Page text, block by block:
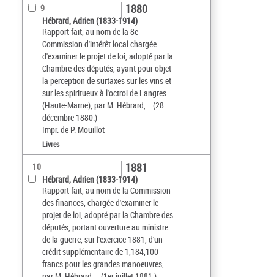
9
Hébrard, Adrien (1833-1914)
Rapport fait, au nom de la 8e
Commission d'intérêt local chargée
d'examiner le projet de loi, adopté par la
Chambre des députés, ayant pour objet
la perception de surtaxes sur les vins et
sur les spiritueux à l'octroi de Langres
(Haute-Marne), par M. Hébrard,... (28
décembre 1880.)
Impr. de P. Mouillot
1880
Livres
10
Hébrard, Adrien (1833-1914)
Rapport fait, au nom de la Commission
des finances, chargée d'examiner le
projet de loi, adopté par la Chambre des
députés, portant ouverture au ministre
de la guerre, sur l'exercice 1881, d'un
crédit supplémentaire de 1,184,100
francs pour les grandes manoeuvres,
1881